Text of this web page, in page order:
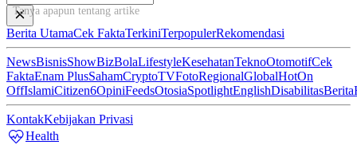
Tanya apapun tentang artikel ini...
Berita UtamaCek FaktaTerkiniTerpopulerRekomendasi
NewsBisnisShowBizBolaLifestyleKesehatanTeknoOtomotifCek
FaktaEnam PlusSahamCryptoTVFotoRegionalGlobalHotOn
OffIslamiCitizen6OpiniFeedsOtosiaSpotlightEnglishDisabilitasBerita
KontakKebijakan Privasi
Health